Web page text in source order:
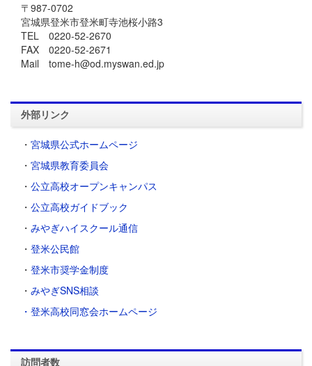
〒987-0702
宮城県登米市登米町寺池桜小路3
TEL 0220-52-2670
FAX 0220-52-2671
Mail tome-h@od.myswan.ed.jp
外部リンク
・ 宮城県公式ホームページ
・ 宮城県教育委員会
・ 公立高校オープンキャンパス
・ 公立高校ガイドブック
・ みやぎハイスクール通信
・ 登米公民館
・ 登米市奨学金制度
・ みやぎSNS相談
・登米高校同窓会ホームページ
訪問者数